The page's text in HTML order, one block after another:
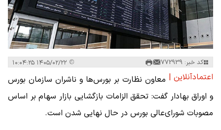
کد خبر: 772939
اعتمادآنلاین | معاون نظارت بر بورس‌ها و ناشران سازمان بورس
و اوراق بهادار گفت: تحقق الزامات بازگشایی بازار سهام بر اساس
مصوبات شورای‌عالی بورس در حال نهایی شدن است.